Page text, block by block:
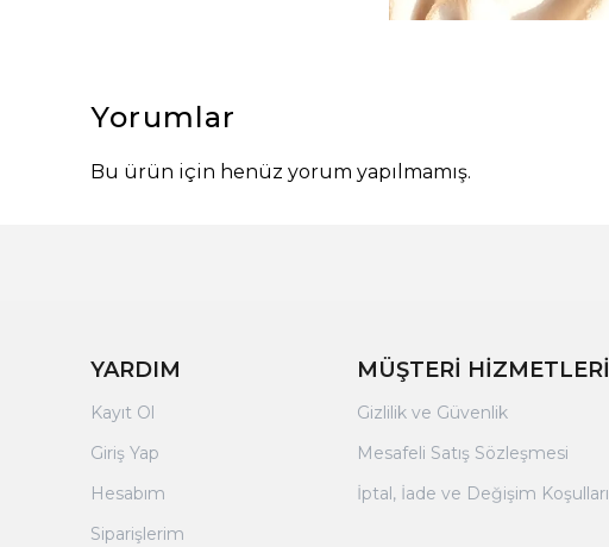
Yorumlar
Bu ürün için henüz yorum yapılmamış.
YARDIM
Kayıt Ol
Giriş Yap
Hesabım
Siparişlerim
MÜŞTERİ HİZMETLERİ
Gizlilik ve Güvenlik
Mesafeli Satış Sözleşmesi
İptal, İade ve Değişim Koşulları